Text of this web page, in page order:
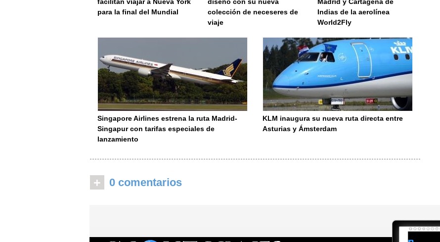
para la final del Mundial
colección de neceseres de
viaje
Indias de la aerolínea
World2Fly
Singapore Airlines estrena la ruta Madrid-
Singapur con tarifas especiales de
lanzamiento
KLM inaugura su nueva ruta directa entre
Asturias y Ámsterdam
+ 0 comentarios